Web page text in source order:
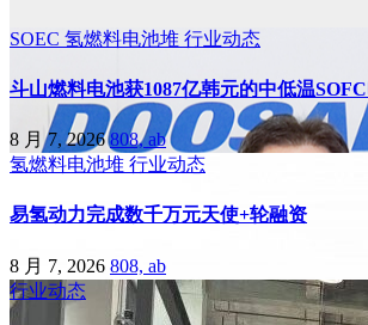
SOEC 氢燃料电池堆 行业动态
斗山燃料电池获1087亿韩元的中低温
8 月 7, 2026808, ab
氢燃料电池堆 行业动态
易氢动力完成数千万元天使+轮融资
8 月 7, 2026 808, ab
行业动态